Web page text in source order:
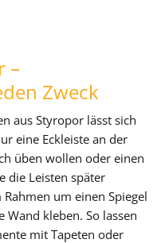
–
Zweck
aus Styropor lässt sich
eine Eckleiste an der
üben wollen oder einen
die Leisten später
um einen Spiegel
Wand kleben. So lassen
mit Tapeten oder